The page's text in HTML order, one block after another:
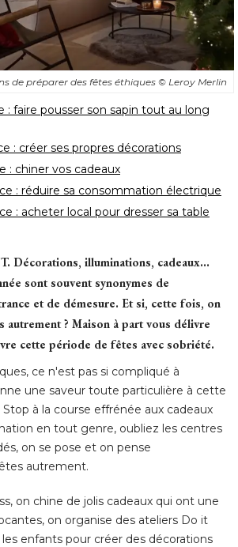
de préparer des fêtes éthiques © Leroy Merlin
: faire pousser son sapin tout au long
: créer ses propres décorations
: chiner vos cadeaux
: réduire sa consommation électrique
: acheter local pour dresser sa table
Décorations, illuminations, cadeaux...
sont souvent synonymes de
et de démesure. Et si, cette fois, on
autrement ? Maison à part vous délivre
cette période de fêtes avec sobriété.
ce n'est pas si compliqué à
une saveur toute particulière à cette
à la course effrénée aux cadeaux
en tout genre, oubliez les centres
on se pose et on pense
autrement.
on chine de jolis cadeaux qui ont une
on organise des ateliers Do it
enfants pour créer des décorations